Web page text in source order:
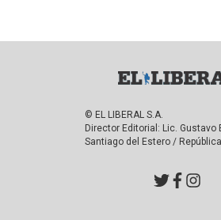
© EL LIBERAL S.A.
Director Editorial: Lic. Gustavo
Santiago del Estero /